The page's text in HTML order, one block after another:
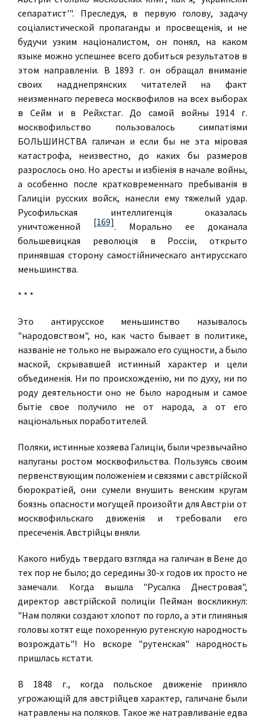
сепаратист'". Преследуя, в первую голову, задачу
соцiалистической пропаганды и просвещенiя, и не
будучи узким нацiоналистом, он понял, на каком
языке можно успешнее всего добиться результатов в
этом направленiи. В 1893 г. он обращал вниманiе
своих надднепрянских читателей на факт
неизменнаго перевеса москвофилов на всех выборах
в Сейм и в Рейхстаг. До самой войны 1914 г.
москвофильство пользовалось симпатiями
БОЛЬШИНСТВА галичан и если бы не эта мiровая
катастрофа, неизвестно, до каких бы размеров
разрослось оно. Но аресты и избiенiя в начале войны,
а особенно после кратковременнаго пребыванiя в
Галицiи русских войск, нанесли ему тяжелый удар.
Русофильская интеллигенцiя оказалась
уничтоженной [169]. Морально ее доканала
большевицкая революцiя в Россiи, открыто
принявшая сторону самостiйническаго антирусскаго
меньшинства.
* * *
Это антирусское меньшинство называлось
"народовством", но, как часто бывает в политике,
названiе не только не выражало его сущности, а было
маской, скрывавшей истинный характер и цели
объединенiя. Ни по происхожденiю, ни по духу, ни по
роду деятельности оно не было народным и самое
бытiе свое получило не от народа, а от его
нацiональных поработителей.
Поляки, истинные хозяева Галицiи, были чрезвычайно
напуганы ростом москвофильства. Пользуясь своим
первенствующим положенiем и связями с австрiйской
бюрократiей, они сумели внушить венским кругам
боязнь опасности могущей произойти для Австрiи от
москвофильскаго движенiя и требовали его
пресеченiя. Австрiйцы вняли.
Какого нибудь твердаго взгляда на галичан в Вене до
тех пор не было; до середины 30-х годов их просто не
замечали. Когда вышла "Русалка Днестровая",
директор австрiйской полицiи Пейман воскликнул:
"Нам поляки создают хлопот по горло, а эти глиняныя
головы хотят еще похоренную рутенскую народность
возрождать"! Но вскоре "рутенская" народность
пришлась кстати.
В 1848 г., когда польское движенiе приняло
угрожающiй для австрiйцев характер, галичане были
натравлены на поляков. Такое же натравливанiе едва